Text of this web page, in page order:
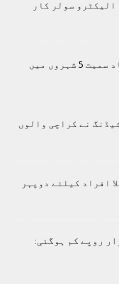
سولر کار
اوبر کا کراچی، اسلام آباد سمیت 5 شہروں میں
نے کراچی والوں
افراد کیلئے دوپہر
سونے کی قیمت 7 ہزار روپے کم ہوگئی: